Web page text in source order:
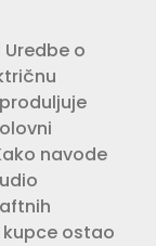
o
navode
kupce ostao